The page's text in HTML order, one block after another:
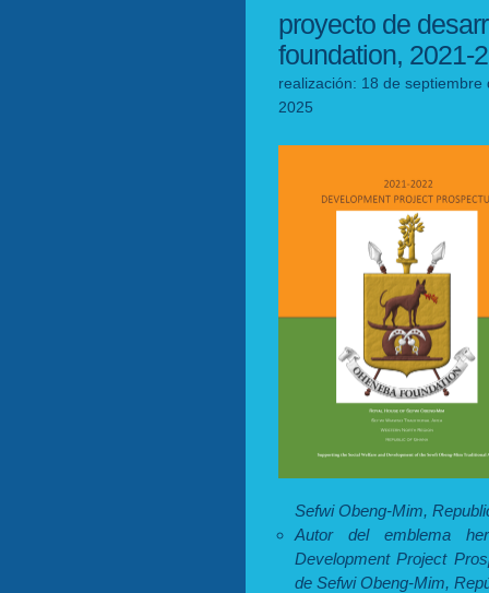
proyecto de
foundation, 2021-
realización: 18 de
2025
Sefwi Obeng-Mim,
Autor del emblema
Development Project
de Sefwi Obeng-Mim,